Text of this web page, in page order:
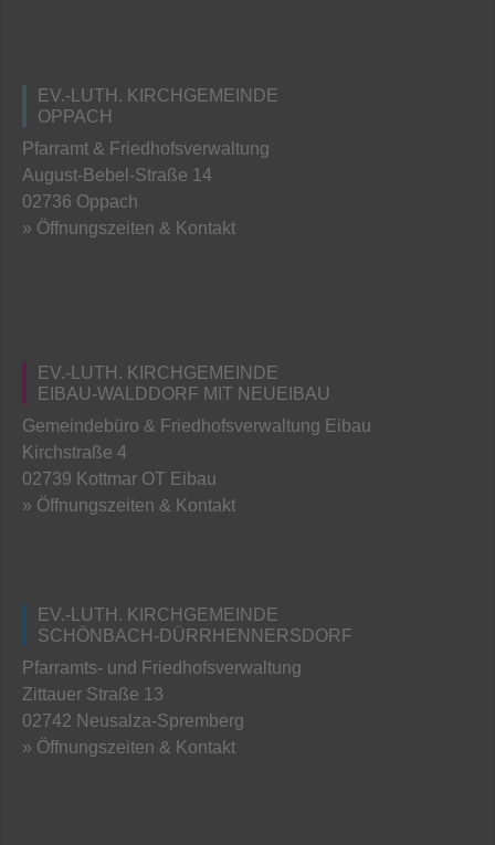
EV.-LUTH. KIRCHGEMEINDE
OPPACH
Pfarramt & Friedhofsverwaltung
August-Bebel-Straße 14
02736 Oppach
» Öffnungszeiten & Kontakt
EV.-LUTH. KIRCHGEMEINDE
EIBAU-WALDDORF MIT NEUEIBAU
Gemeindebüro & Friedhofsverwaltung Eibau
Kirchstraße 4
02739 Kottmar OT Eibau
» Öffnungszeiten & Kontakt
EV.-LUTH. KIRCHGEMEINDE
SCHÖNBACH-DÜRRHENNERSDORF
Pfarramts- und Friedhofsverwaltung
Zittauer Straße 13
02742 Neusalza-Spremberg
» Öffnungszeiten & Kontakt